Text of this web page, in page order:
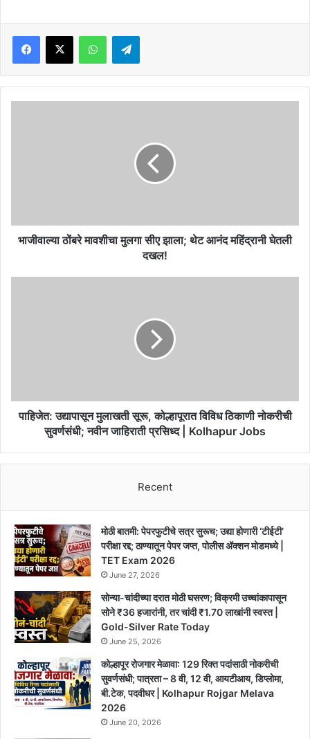
Facebook
X WhatsAppTelegram
महिंद्रानी
घेतली
भाजीवाल्या ठोंबरे मावशीचा मुलगा सीए झाला; थेट आनंद महिंद्रानी घेतली
दखल!
सुवर्णसंधी;
नवीन
पाहिजेत: उद्यापासून मुलाखती सूरू, कोल्हापूरात विविध ठिकाणी नोकरीची
सुवर्णसंधी; नवीन जाहिराती प्रसिध्द | Kolhapur Jobs
Recent
मोठी बातमी: पेपरफुटीचे सत्र सुरूच; उद्या होणारी ‘टीईटी’
परीक्षा रद्द; ठाण्यातून पेपर जप्त, पोलीस ॲक्शन मोडमध्ये |
TET Exam 2026
June 27, 2026
सोन्या-चांदीच्या दरात मोठी घसरण; विक्रमी उच्चांकापासून
सोने ₹36 हजारांनी, तर चांदी ₹1.70 लाखांनी स्वस्त |
Gold-Silver Rate Today
June 25, 2026
कोल्हापूर रोजगार मेळावा: 129 रिक्त पदांसाठी नोकरीची
सुवर्णसंधी; पात्रता – 8 वी, 12 वी, आयटीआय, डिप्लोमा,
बी.टेक, पदवीधर | Kolhapur Rojgar Melava
2026
June 20, 2026